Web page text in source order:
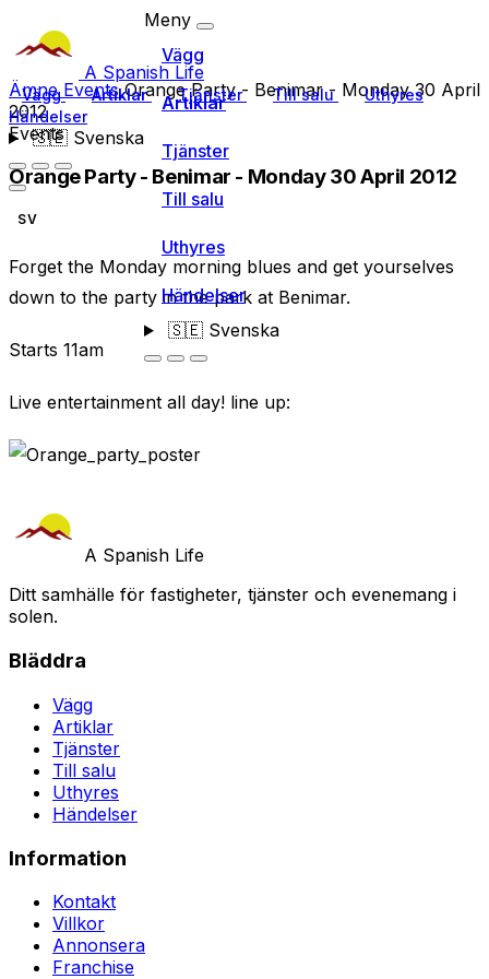
A Spanish Life
Vägg Artiklar Tjänster Till salu
Uthyres
Händelser
🇸🇪Svenska
Meny
Vägg
Artiklar
Tjänster
Till salu
Uthyres
Händelser
🇸🇪Svenska
Ämne EventsOrange Party - Benimar - Monday 30 April
2012
Events
Orange Party - Benimar - Monday 30 April 2012
SV
Forget the Monday morning blues and get yourselves
down to the party in the park at Benimar.
Starts 11am
Live entertainment all day! line up:
A Spanish Life
Ditt samhälle för fastigheter, tjänster och evenemang i
solen.
Bläddra
Vägg
Artiklar
Tjänster
Till salu
Uthyres
Händelser
Information
Kontakt
Villkor
Annonsera
Franchise